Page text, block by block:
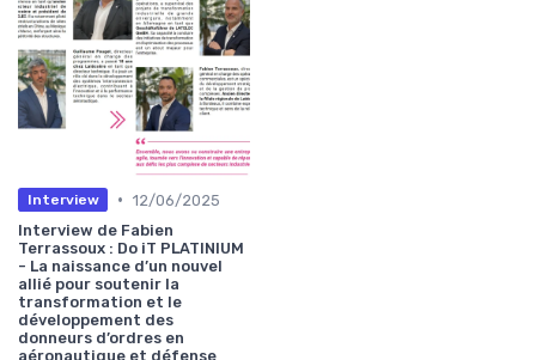
Interview • 12/06/2025
Interview de Fabien
Terrassoux : Do iT PLATINIUM
- La naissance d’un nouvel
allié pour soutenir la
transformation et le
développement des
donneurs d’ordres en
aéronautique et défense